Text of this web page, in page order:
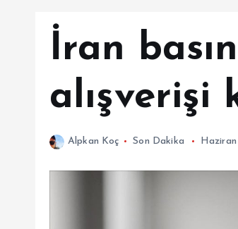
İran
alışverişi
Alpkan Koç Son Dakika